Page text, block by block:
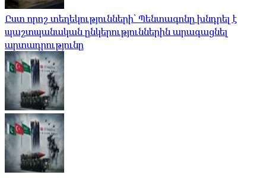
Ըստ որոշ տեղեկությունների՝ Պենտագոնը խնդրել է
պաշտպանական ընկերություններին արագացնել
արտադրությունը